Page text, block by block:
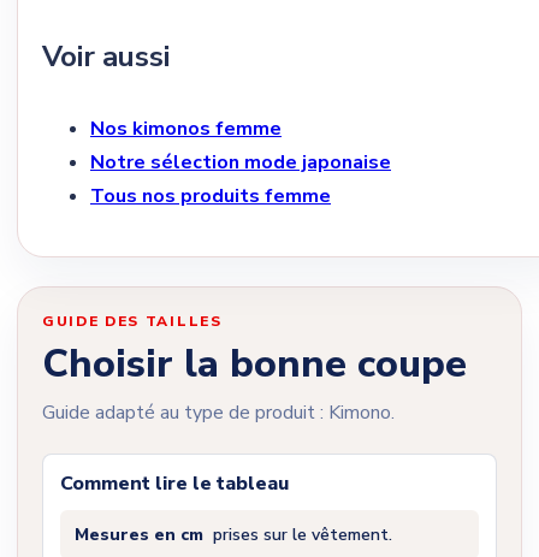
Voir aussi
Nos kimonos femme
Notre sélection mode japonaise
Tous nos produits femme
GUIDE DES TAILLES
Choisir la bonne coupe
Guide adapté au type de produit : Kimono.
Comment lire le tableau
Mesures en cm prises sur le vêtement.